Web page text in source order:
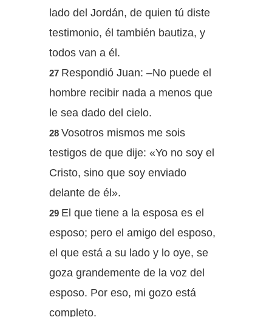
lado del Jordán, de quien tú diste
testimonio, él también bautiza, y
todos van a él.
27 Respondió Juan: –No puede el
hombre recibir nada a menos que
le sea dado del cielo.
28 Vosotros mismos me sois
testigos de que dije: «Yo no soy el
Cristo, sino que soy enviado
delante de él».
29 El que tiene a la esposa es el
esposo; pero el amigo del esposo,
el que está a su lado y lo oye, se
goza grandemente de la voz del
esposo. Por eso, mi gozo está
completo.